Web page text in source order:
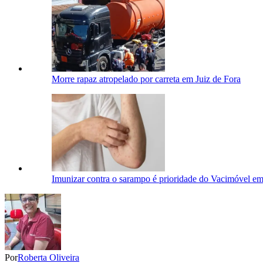
Morre rapaz atropelado por carreta em Juiz de Fora
Imunizar contra o sarampo é prioridade do Vacimóvel
PorRoberta Oliveira